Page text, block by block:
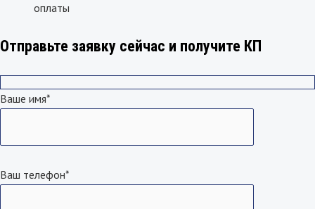
оплаты
Отправьте заявку сейчас и получите КП
Ваше имя*
Ваш телефон*